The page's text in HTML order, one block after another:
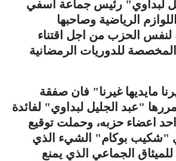
لبداوي" رئيس جماعة اسفي
الرياضية وصاحبها
لنفس الحزب من اجل اقتناء
المخصصة للدوريات الرمضانية
مايديها غيرنا" فان صفقة
مررها "عبد الجليل لبداوي" لفائدة
اعضاء حزبه، وحملت توقيع
"شكيب بوكام" الشيء الذي
الجماعي الذي يمنع